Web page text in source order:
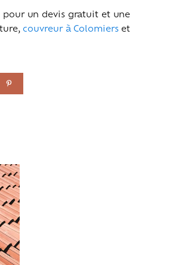
pour un devis gratuit et une
couvreur à Colomierset